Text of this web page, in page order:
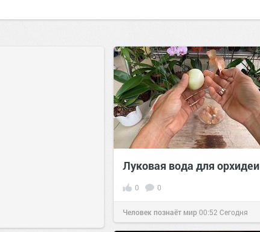
Луковая вода для орхидеи
0 0
Человек познаёт мир00:52 Сегодня